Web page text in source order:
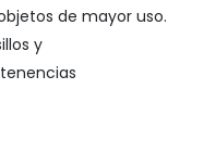
de mayor uso.
y